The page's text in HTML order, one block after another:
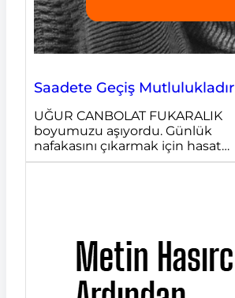
Saadete Geçiş Mutlulukladır
UĞUR CANBOLAT FUKARALIK
boyumuzu aşıyordu. Günlük
nafakasını çıkarmak için hasat…